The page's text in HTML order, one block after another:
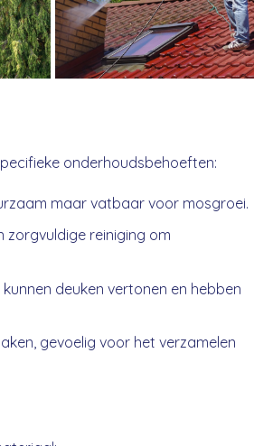
onderhoudsbehoeften:
maar vatbaar voor mosgroei.
zorgvuldige reiniging om
deuken vertonen en hebben
gevoelig voor het verzamelen